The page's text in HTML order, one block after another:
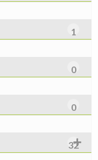
1
0
0
32